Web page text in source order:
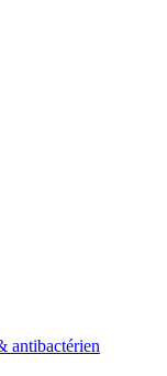
antibactérien